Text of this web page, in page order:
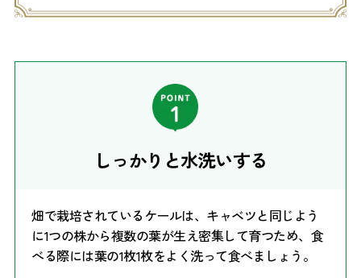
しっかりと水洗いする
畑で栽培されているケールは、キャベツと同じよう
に1つの株から複数の葉が生え密集して育つため、食
べる際には葉の1枚1枚をよく洗って食べましょう。